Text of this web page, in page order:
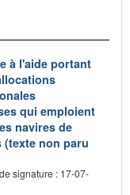
à l'aide portant
qui emploient
navires de
non paru
signature : 17-07-